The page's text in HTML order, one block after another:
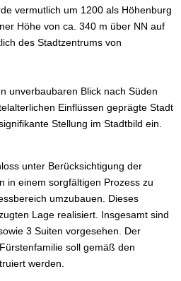
vermutlich um 1200 als Höhenburg
Höhe von ca. 340 m über NN auf
des Stadtzentrums von
unverbaubaren Blick nach Süden
Einflüssen geprägte Stadt
Stellung im Stadtbild ein.
unter Berücksichtigung der
in einem sorgfältigen Prozess zu
umzubauen. Dieses
Lage realisiert. Insgesamt sind
3 Suiten vorgesehen. Der
soll gemäß den
werden.